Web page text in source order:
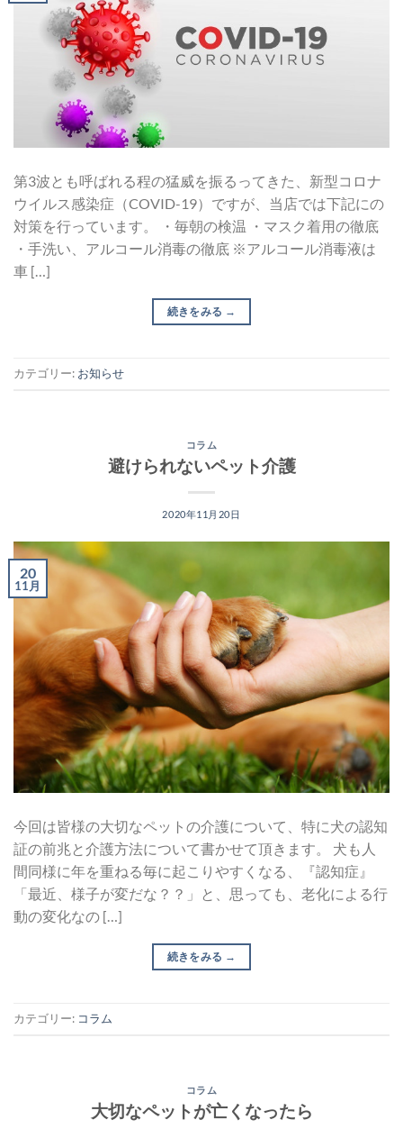
第3波とも呼ばれる程の猛威を振るってきた、新型コロナ
ウイルス感染症（COVID-19）ですが、当店では下記にの
対策を行っています。 ・毎朝の検温 ・マスク着用の徹底
・手洗い、アルコール消毒の徹底 ※アルコール消毒液は
車 […]
続きをみる →
カテゴリー: お知らせ
コラム
避けられないペット介護
2020年11月20日
20
11月
今回は皆様の大切なペットの介護について、特に犬の認知
証の前兆と介護方法について書かせて頂きます。 犬も人
間同様に年を重ねる毎に起こりやすくなる、『認知症』
「最近、様子が変だな？？」と、思っても、老化による行
動の変化なの […]
続きをみる →
カテゴリー: コラム
コラム
大切なペットが亡くなったら